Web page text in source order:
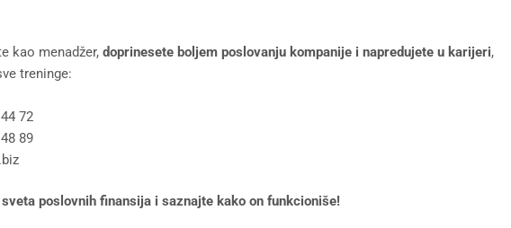
kao menadžer, doprinesete boljem poslovanju kompanije i napredujete u karijeri,
treninge:
72
89
poslovnih finansija i saznajte kako on funkcioniše!